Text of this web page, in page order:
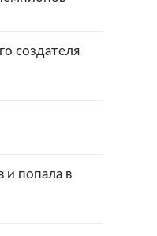
создателя
и попала в